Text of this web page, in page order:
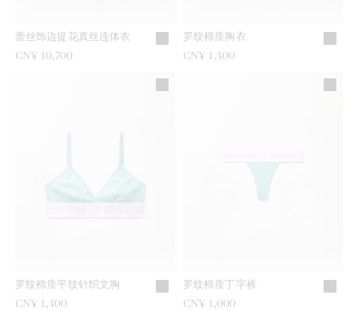
蕾丝饰边提花真丝连体衣
CN¥ 10,700
罗纹棉质胸衣
CN¥ 1,400
罗纹棉质平纹针织文胸
CN¥ 1,400
罗纹棉质丁字裤
CN¥ 1,000